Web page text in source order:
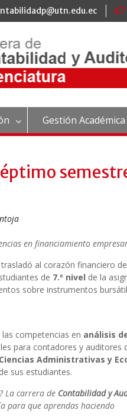
Gestión Académica
en financiamiento
al corazón financiero
de 7.º nivel de la
sobre instrumentos
competencias en análisis
para contadores y
Administrativas y
sus estudiantes.
La carrera de Contabilidad y
para que aprendas haciendo